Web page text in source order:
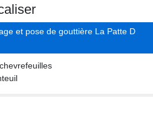
et pose de gouttière La Patte D